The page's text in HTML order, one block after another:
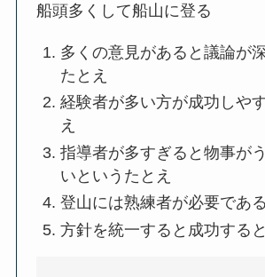
船頭多くして船山に登る
多くの意見があると議論が
たとえ
経験者が多い方が成功しや
え
指導者が多すぎると物事が
いというたとえ
登山には熟練者が必要であ
方針を統一すると成功する